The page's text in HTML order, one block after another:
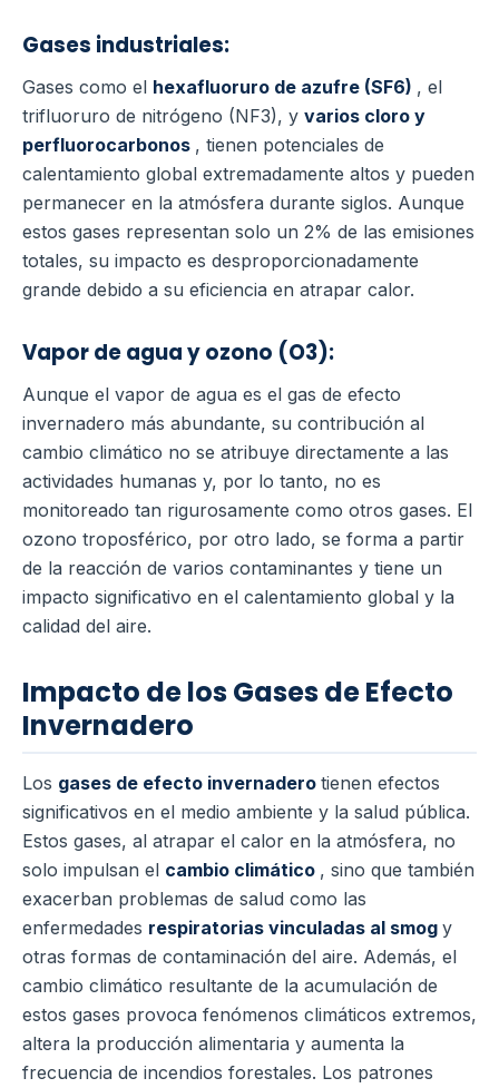
Gases industriales:
Gases como el hexafluoruro de azufre (SF6) , el
trifluoruro de nitrógeno (NF3), y varios cloro y
perfluorocarbonos , tienen potenciales de
calentamiento global extremadamente altos y pueden
permanecer en la atmósfera durante siglos. Aunque
estos gases representan solo un 2% de las emisiones
totales, su impacto es desproporcionadamente
grande debido a su eficiencia en atrapar calor.
Vapor de agua y ozono (O3):
Aunque el vapor de agua es el gas de efecto
invernadero más abundante, su contribución al
cambio climático no se atribuye directamente a las
actividades humanas y, por lo tanto, no es
monitoreado tan rigurosamente como otros gases. El
ozono troposférico, por otro lado, se forma a partir
de la reacción de varios contaminantes y tiene un
impacto significativo en el calentamiento global y la
calidad del aire.
Impacto de los Gases de Efecto
Invernadero
Los gases de efecto invernadero tienen efectos
significativos en el medio ambiente y la salud pública.
Estos gases, al atrapar el calor en la atmósfera, no
solo impulsan el cambio climático , sino que también
exacerban problemas de salud como las
enfermedades respiratorias vinculadas al smog y
otras formas de contaminación del aire. Además, el
cambio climático resultante de la acumulación de
estos gases provoca fenómenos climáticos extremos,
altera la producción alimentaria y aumenta la
frecuencia de incendios forestales. Los patrones